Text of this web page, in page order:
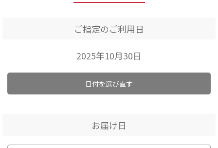
ご指定のご利用日
2025年10月30日
日付を選び直す
お届け日